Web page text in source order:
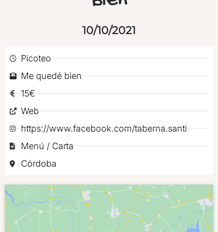
10/10/2021
Picoteo
Me quedé bien
15€
Web
https://www.facebook.com/taberna.santi
Menú / Carta
Córdoba